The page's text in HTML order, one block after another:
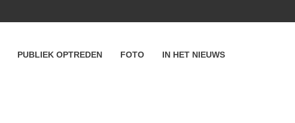
PUBLIEK OPTREDEN FOTO IN HET NIEUWS